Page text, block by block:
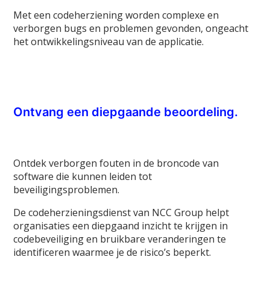
Met een codeherziening worden complexe en
verborgen bugs en problemen gevonden, ongeacht
het ontwikkelingsniveau van de applicatie.
Ontvang een diepgaande beoordeling.
Ontdek verborgen fouten in de broncode van
software die kunnen leiden tot
beveiligingsproblemen.
De codeherzieningsdienst van NCC Group helpt
organisaties een diepgaand inzicht te krijgen in
codebeveiliging en bruikbare veranderingen te
identificeren waarmee je de risico’s beperkt.